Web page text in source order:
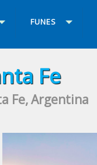
FUNES
Fe
Fe, Argentina